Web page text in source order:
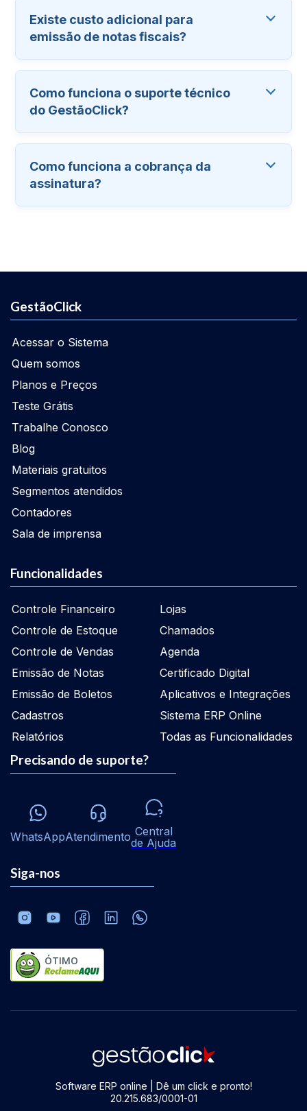
Existe custo adicional para
emissão de notas fiscais?
Como funciona o suporte técnico
do GestãoClick?
Como funciona a cobrança da
assinatura?
GestãoClick
Acessar o Sistema
Quem somos
Planos e Preços
Teste Grátis
Trabalhe Conosco
Blog
Materiais gratuitos
Segmentos atendidos
Contadores
Sala de imprensa
Funcionalidades
Controle Financeiro
Controle de Estoque
Controle de Vendas
Emissão de Notas
Emissão de Boletos
Cadastros
Relatórios
Lojas
Chamados
Agenda
Certificado Digital
Aplicativos e Integrações
Sistema ERP Online
Todas as Funcionalidades
Precisando de suporte?
WhatsAppAtendimento Central
de Ajuda
Siga-nos
ÓTIMO
Software ERP online | Dê um click e pronto!
20.215.683/0001-01